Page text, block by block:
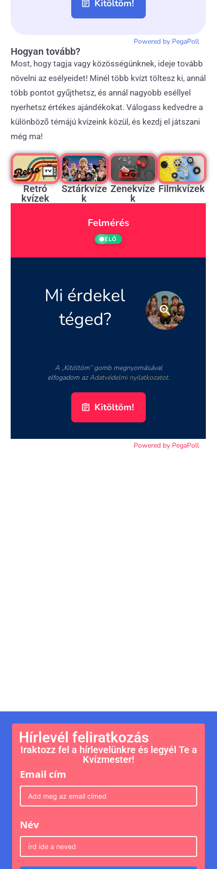
Hogyan tovább?
Most, hogy tagja vagy közösségünknek, ideje tovább
növelni az esélyeidet! Minél több kvízt töltesz ki, annál
több pontot gyűjthetsz, és annál nagyobb eséllyel
nyerhetsz értékes ajándékokat. Válogass kedvedre a
különböző témájú kvízeink közül, és kezdj el játszani
még ma!
Retró
kvízek
Sztárkvíze
k
Zenekvíze
k
Filmkvízek
Hírlevél feliratkozás
Iraktozz fel a hírlevelünkre és legyél Te a
Kvízmester!
Email cím
Név